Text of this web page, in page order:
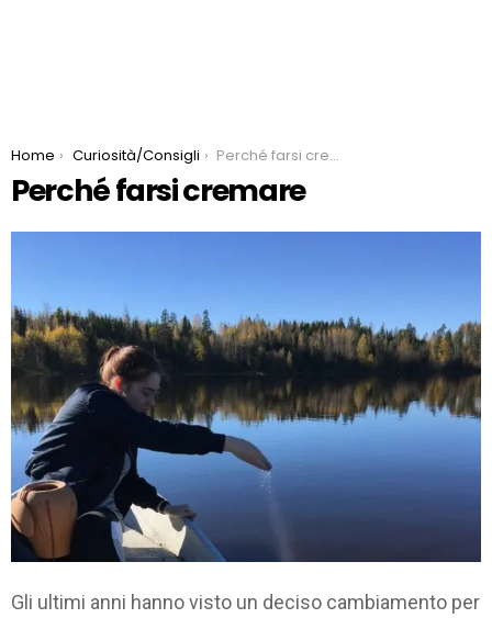
You are here:
Home Curiosità/Consigli Perché farsi cremare
Perché farsi cremare
Gli ultimi anni hanno visto un deciso cambiamento per